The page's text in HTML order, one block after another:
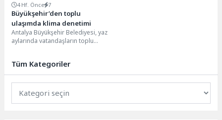
4 Hf. Önce 7
Büyükşehir’den toplu
ulaşımda klima denetimi
Antalya Büyükşehir Belediyesi, yaz
aylarında vatandaşların toplu
toplu...
Tüm Kategoriler